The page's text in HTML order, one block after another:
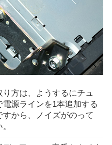
方は、ようするにチュ
源ラインを1本追加する
すから、ノイズがのって